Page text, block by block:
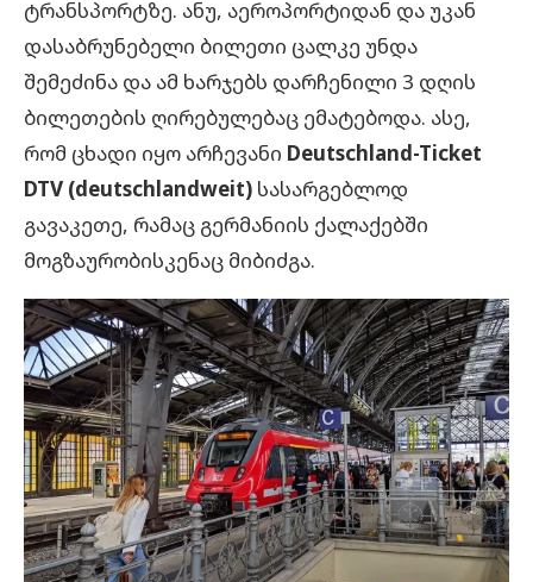
ტრანსპორტზე. ანუ, აეროპორტიდან და უკან
დასაბრუნებელი ბილეთი ცალკე უნდა
შემეძინა და ამ ხარჯებს დარჩენილი 3 დღის
ბილეთების ღირებულებაც ემატებოდა. ასე,
რომ ცხადი იყო არჩევანი Deutschland-Ticket
DTV (deutschlandweit) სასარგებლოდ
გავაკეთე, რამაც გერმანიის ქალაქებში
მოგზაურობისკენაც მიბიძგა.